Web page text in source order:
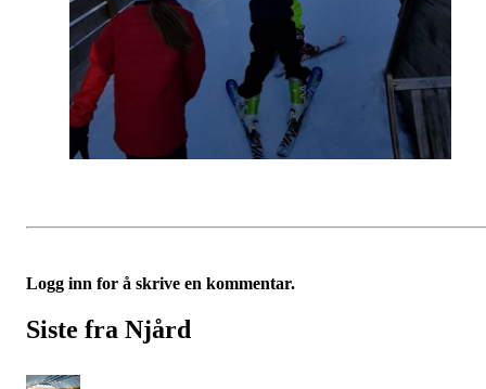
Logg inn for å skrive en kommentar.
Siste fra Njård